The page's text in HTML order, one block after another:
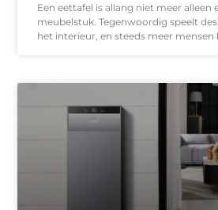
Een eettafel is allang niet meer alleen
meubelstuk. Tegenwoordig speelt
het interieur, en steeds meer mensen